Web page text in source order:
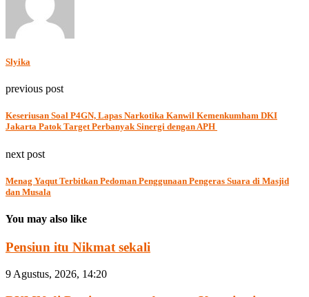
Slyika
previous post
Keseriusan Soal P4GN, Lapas Narkotika Kanwil Kemenkumham DKI
Jakarta Patok Target Perbanyak Sinergi dengan APH
next post
Menag Yaqut Terbitkan Pedoman Penggunaan Pengeras Suara di Masjid
dan Musala
You may also like
Pensiun itu Nikmat sekali
9 Agustus, 2026, 14:20